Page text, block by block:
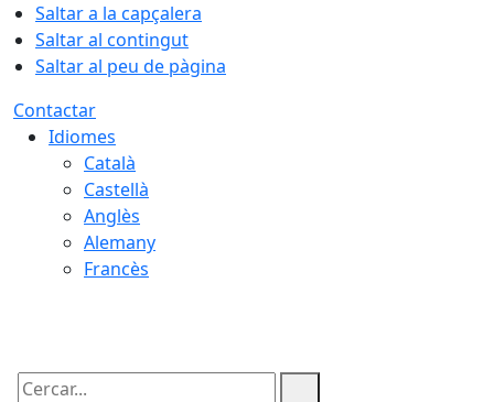
Saltar a la capçalera
Saltar al contingut
Saltar al peu de pàgina
Contactar
Idiomes
Català
Castellà
Anglès
Alemany
Francès